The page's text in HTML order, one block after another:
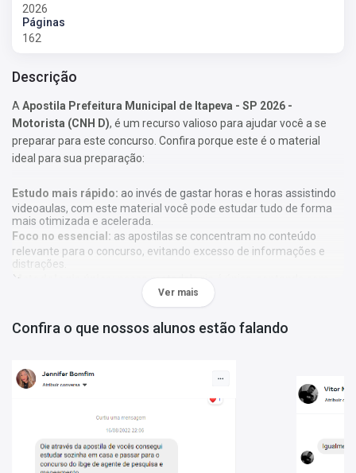
2026
Páginas
162
Descrição
A Apostila Prefeitura Municipal de Itapeva - SP 2026 -
Motorista (CNH D), é um recurso valioso para ajudar você a se
preparar para este concurso. Confira porque este é o material
ideal para sua preparação:
Estudo mais rápido: ao invés de gastar horas e horas assistindo
videoaulas, com este material você pode estudar tudo de forma
mais otimizada e acelerada.
Foco no essencial: as apostilas se concentram no conteúdo
relevante para o concurso, evitando excesso de informações e
distrações.
Metodologia única:
diversos recursos de aprendizagem que irão acelerar seu
aprendizado, gráficos, tabelas e destaques do que é mais
importante e conteúdo direto ao ponto.
Motorista (CNH D)
- Geral - Pref Itapeva SP, por professores especializados em cada
matéria e com larga experiência em concursos.
bibliografia indicada no edital. Os conteúdos são tratados com
Ver mais
Confira o que nossos alunos estão falando